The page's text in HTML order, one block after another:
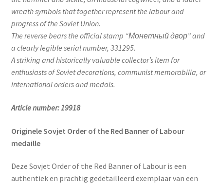
wreath symbols that together represent the labour and
progress of the Soviet Union.
The reverse bears the official stamp “Монетный двор” and
a clearly legible serial number, 331295.
A striking and historically valuable collector’s item for
enthusiasts of Soviet decorations, communist memorabilia, or
international orders and medals.
Article number: 19918
Originele Sovjet Order of the Red Banner of Labour
medaille
Deze Sovjet Order of the Red Banner of Labour is een
authentiek en prachtig gedetailleerd exemplaar van een